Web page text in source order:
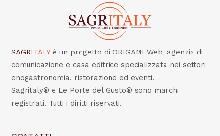
SAGRITALY è un progetto di ORIGAMI Web, agenzia di
comunicazione e casa editrice specializzata nei settori
enogastronomia, ristorazione ed eventi.
Sagritaly® e Le Porte del Gusto® sono marchi
registrati. Tutti i diritti riservati.